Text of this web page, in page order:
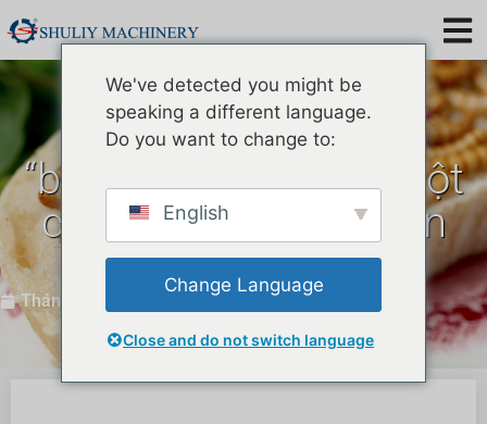
Siêu thị Đức ra mắt
“burger giun ăn”——Một
cách mới để chế biến
thức ăn từ giun ăn
Thán 2 28, 2020
We've detected you might be
speaking a different language.
Do you want to change to:
English
Change Language
Close and do not switch language